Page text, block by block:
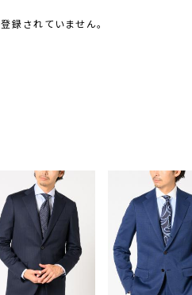
録されていません。